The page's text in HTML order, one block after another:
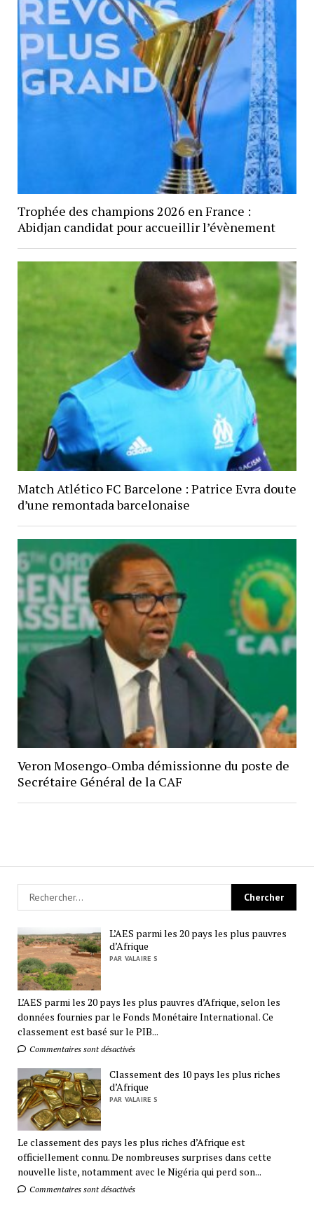
Trophée des champions 2026 en France :
Abidjan candidat pour accueillir l’évènement
Match Atlético FC Barcelone : Patrice Evra doute
d’une remontada barcelonaise
Veron Mosengo-Omba démissionne du poste de
Secrétaire Général de la CAF
L’AES parmi les 20 pays les plus pauvres
d’Afrique
PAR VALAIRE S
L’AES parmi les 20 pays les plus pauvres d’Afrique, selon les
données fournies par le Fonds Monétaire International. Ce
classement est basé sur le PIB...
Commentaires sont désactivés
Classement des 10 pays les plus riches
d’Afrique
PAR VALAIRE S
Le classement des pays les plus riches d’Afrique est
officiellement connu. De nombreuses surprises dans cette
nouvelle liste, notamment avec le Nigéria qui perd son...
Commentaires sont désactivés